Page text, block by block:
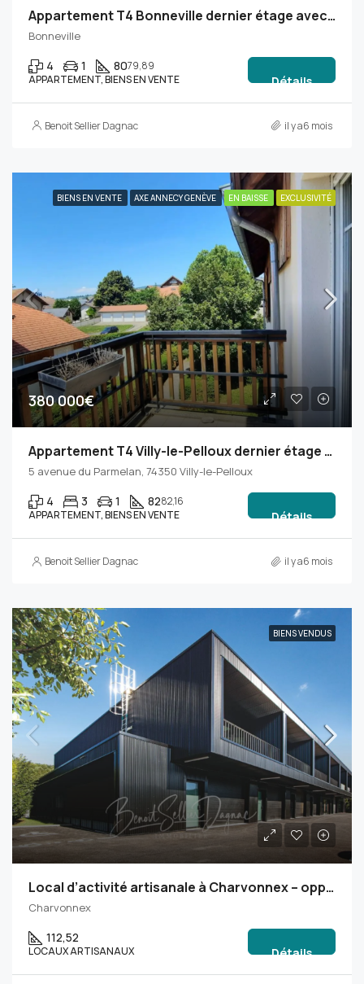
Appartement T4 Bonneville dernier étage avec ascenseur, garage et stationnement
Bonneville
4 1 8079,89
APPARTEMENT, BIENS EN VENTE
Détails
Benoit Sellier Dagnac il y a6 mois
BIENS EN VENTE AXE ANNECY GENÈVE EN BAISSE EXCLUSIVITÉ
380 000€
Appartement T4 Villy-le-Pelloux dernier étage : lumière, calme
5 avenue du Parmelan, 74350 Villy-le-Pelloux
4 3 1 8282,16
APPARTEMENT, BIENS EN VENTE
Détails
Benoit Sellier Dagnac il y a6 mois
BIENS VENDUS
Local d’activité artisanale à Charvonnex – opportunité neuve à 10 min d’Annecy
Charvonnex
112,52
LOCAUX ARTISANAUX Détails